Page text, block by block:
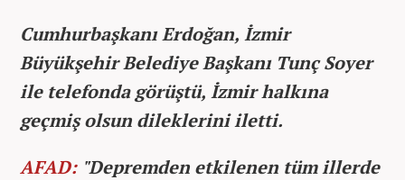
Cumhurbaşkanı Erdoğan, İzmir
Büyükşehir Belediye Başkanı Tunç Soyer
ile telefonda görüştü, İzmir halkına
geçmiş olsun dileklerini iletti.
AFAD: "Depremden etkilenen tüm illerde